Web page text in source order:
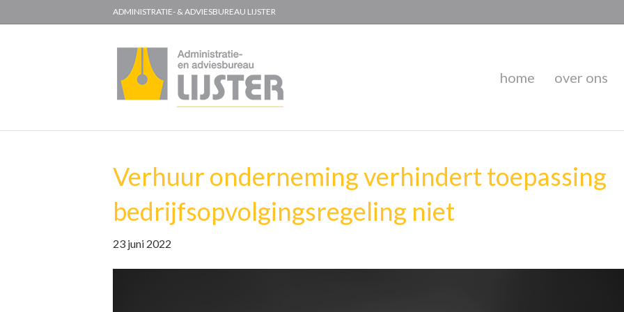
ADMINISTRATIE- & ADVIESBUREAU LIJSTER
home over ons
Verhuur onderneming verhindert toepassing
bedrijfsopvolgingsregeling niet
23 juni 2022